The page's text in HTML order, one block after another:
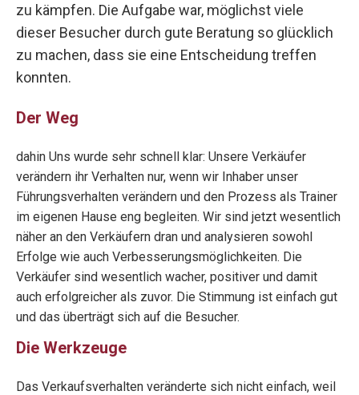
zu kämpfen. Die Aufgabe war, möglichst viele
dieser Besucher durch gute Beratung so glücklich
zu machen, dass sie eine Entscheidung treffen
konnten.
Der Weg
dahin Uns wurde sehr schnell klar: Unsere Verkäufer
verändern ihr Verhalten nur, wenn wir Inhaber unser
Führungsverhalten verändern und den Prozess als Trainer
im eigenen Hause eng begleiten. Wir sind jetzt wesentlich
näher an den Verkäufern dran und analysieren sowohl
Erfolge wie auch Verbesserungsmöglichkeiten. Die
Verkäufer sind wesentlich wacher, positiver und damit
auch erfolgreicher als zuvor. Die Stimmung ist einfach gut
und das überträgt sich auf die Besucher.
Die Werkzeuge
Das Verkaufsverhalten veränderte sich nicht einfach, weil